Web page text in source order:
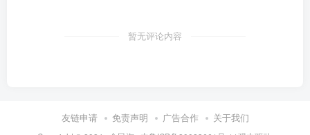
暂无评论内容
友链申请 免责声明 广告合作 关于我们